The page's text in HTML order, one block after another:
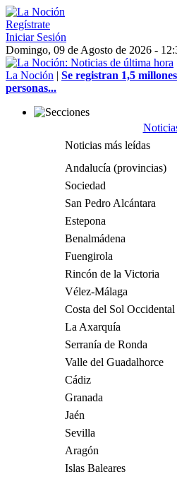
Regístrate
Iniciar Sesión
Domingo, 09 de Agosto de 2026 -
La Noción | Se registran 1,5
personas...
Noticias más leídas
Andalucía (provincias)
Sociedad
San Pedro Alcántara
Estepona
Benalmádena
Fuengirola
Rincón de la Victoria
Vélez-Málaga
Costa del Sol Occidental
La Axarquía
Serranía de Ronda
Valle del Guadalhorce
Cádiz
Granada
Jaén
Sevilla
Aragón
Islas Baleares